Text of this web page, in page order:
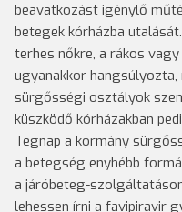
beavatkozást igénylő
betegek kórházba
terhes nőkre, a rákos
ugyanakkor
sürgősségi osztályok
küszködő kórházakban
Tegnap a kormány
a betegség enyhébb
a járóbeteg-
lehessen írni a favipiravir